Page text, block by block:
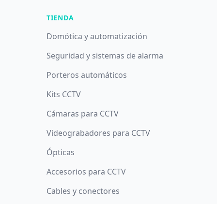
TIENDA
Domótica y automatización
Seguridad y sistemas de alarma
Porteros automáticos
Kits CCTV
Cámaras para CCTV
Videograbadores para CCTV
Ópticas
Accesorios para CCTV
Cables y conectores